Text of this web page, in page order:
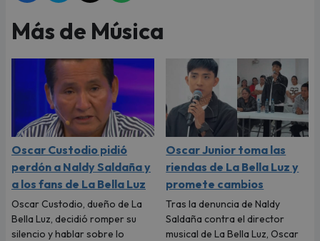
Más de Música
Oscar Custodio pidió
perdón a Naldy Saldaña y
a los fans de La Bella Luz
Oscar Custodio, dueño de La
Bella Luz, decidió romper su
silencio y hablar sobre lo
Oscar Junior toma las
riendas de La Bella Luz y
promete cambios
Tras la denuncia de Naldy
Saldaña contra el director
musical de La Bella Luz, Oscar